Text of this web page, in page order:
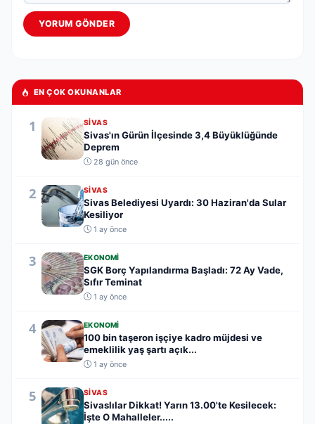
YORUM GÖNDER
EN ÇOK OKUNANLAR
1 SIVAS
Sivas'ın Gürün İlçesinde 3,4 Büyüklüğünde
Deprem
28 gün önce
2 SIVAS
Sivas Belediyesi Uyardı: 30 Haziran'da Sular
Kesiliyor
1 ay önce
3 EKONOMI
SGK Borç Yapılandırma Başladı: 72 Ay Vade,
Sıfır Teminat
1 ay önce
4 EKONOMI
100 bin taşeron işçiye kadro müjdesi ve
emeklilik yaş şartı açık...
1 ay önce
5 SIVAS
Sivaslılar Dikkat! Yarın 13.00'te Kesilecek:
İşte O Mahalleler.....